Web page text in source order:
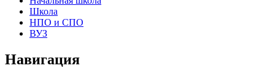
Школа
НПО и СПО
ВУЗ
Навигация